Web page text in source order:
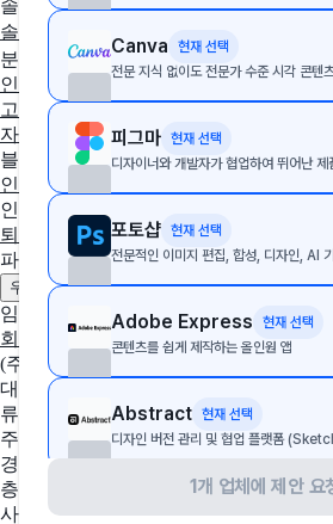
Canva
현재 선택
피그마 현재 선택
포토샵 현재 선택
Adobe Express
현재 선택
콘텐츠를 쉽게 제작하는 올인원 앱
Abstract 현재 선택
1개 업체에 제안 요
솔루션 추천
솔루션 추천받기
분야별 솔루션
인사·노무
협업툴·그룹웨어 세무·회계
고객관리 AI·자동화 데이터 분석 마케팅
자인툴
개발운영 보안접속
블로그
인사이트
인사노무 계산기
퇴직금 계산기 4대보험 계산기
파트너
우리 솔루션 등록하기 제휴 문의하기 광
임팩트플로우
회사 소개
팀 소개 채용중인 포지션
(주)임팩트플로우
대표자
류효권
주소
경기도 성남시 수정구 창업로 43, 판교
층 2호
사업자 등록번호